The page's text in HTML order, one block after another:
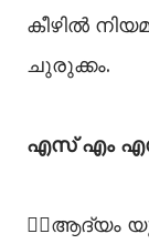
കീഴിൽ
ചുരുക്കം.
എസ് എം എസ്
👉🏻ആദ്യം